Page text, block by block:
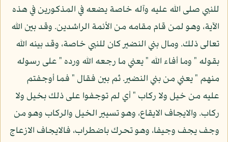
للنبي صلى الله عليه وآله خاصة يضعه في المذكورين في هذه
الآية، وهو لمن قام مقامه من الأئمة الراشدين. وقد بين الله
تعالى ذلك. ومال بني النضير كان للنبي خاصة، وقد بينه الله
بقوله " وما أفاء الله " يعني ما رجعه الله ورده " على رسوله
منهم " يعني من بني النضير. ثم بين فقال " فما أوجفتم
عليه من خيل ولا ركاب " أي لم توجفوا على ذلك بخيل ولا
ركاب. والايجاف الايقاع، وهو تسيير الخيل والركاب وهو من
وجف يجف وجيفا، وهو تحرك باضطراب، فالايجاف الازعاج